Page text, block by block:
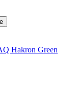
Hakron Green